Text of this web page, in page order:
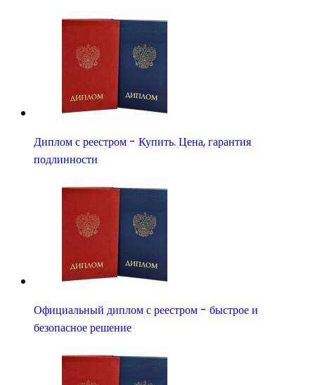
Диплом с реестром - Купить. Цена, гарантия
подлинности
Официальный диплом с реестром - быстрое и
безопасное решение